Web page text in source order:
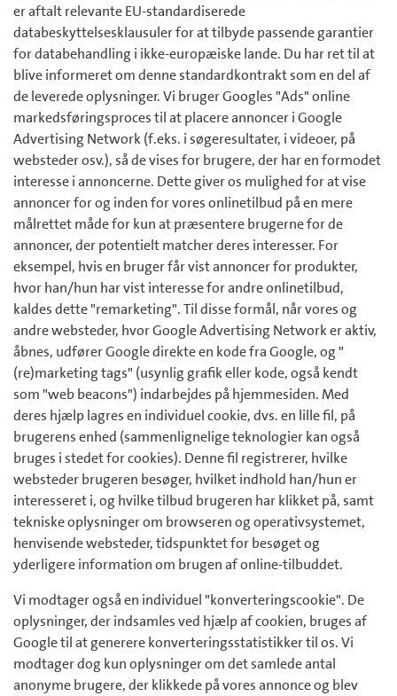
er aftalt relevante EU-standardiserede
databeskyttelsesklausuler for at tilbyde passende garantier
for databehandling i ikke-europæiske lande. Du har ret til at
blive informeret om denne standardkontrakt som en del af
de leverede oplysninger. Vi bruger Googles "Ads" online
markedsføringsproces til at placere annoncer i Google
Advertising Network (f.eks. i søgeresultater, i videoer, på
websteder osv.), så de vises for brugere, der har en formodet
interesse i annoncerne. Dette giver os mulighed for at vise
annoncer for og inden for vores onlinetilbud på en mere
målrettet måde for kun at præsentere brugerne for de
annoncer, der potentielt matcher deres interesser. For
eksempel, hvis en bruger får vist annoncer for produkter,
hvor han/hun har vist interesse for andre onlinetilbud,
kaldes dette "remarketing". Til disse formål, når vores og
andre websteder, hvor Google Advertising Network er aktiv,
åbnes, udfører Google direkte en kode fra Google, og "
(re)marketing tags" (usynlig grafik eller kode, også kendt
som "web beacons") indarbejdes på hjemmesiden. Med
deres hjælp lagres en individuel cookie, dvs. en lille fil, på
brugerens enhed (sammenlignelige teknologier kan også
bruges i stedet for cookies). Denne fil registrerer, hvilke
websteder brugeren besøger, hvilket indhold han/hun er
interesseret i, og hvilke tilbud brugeren har klikket på, samt
tekniske oplysninger om browseren og operativsystemet,
henvisende websteder, tidspunktet for besøget og
yderligere information om brugen af online-tilbuddet.
Vi modtager også en individuel "konverteringscookie". De
oplysninger, der indsamles ved hjælp af cookien, bruges af
Google til at generere konverteringsstatistikker til os. Vi
modtager dog kun oplysninger om det samlede antal
anonyme brugere, der klikkede på vores annonce og blev